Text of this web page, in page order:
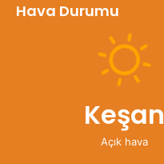
Hava Durumu
Keşan
Açık hava